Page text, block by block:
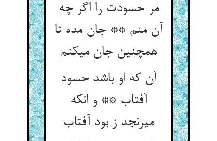
مر حسودت را اگر چه
آن منم ** جان مده تا
همچنین جان می‏کنم‏
آن که او باشد حسود
آفتاب ** و انکه
می‏رنجد ز بود آفتاب‏